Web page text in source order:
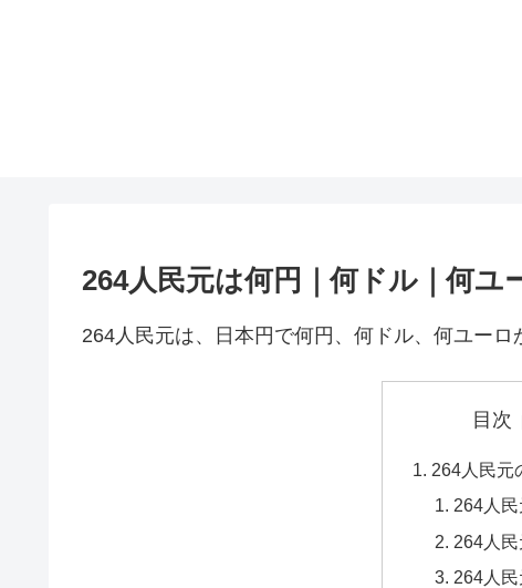
264人民元は何円｜何ドル｜何ユ
264人民元は、日本円で何円、何ドル、何ユーロ
目次
264人民元
264人民
264人
264人